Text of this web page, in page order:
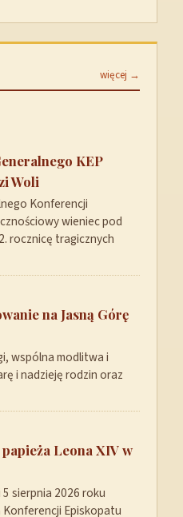
więcej →
KEP
Woli
Konferencji
wieniec pod
rocznicę tragicznych
na Jasną Górę
wspólna modlitwa i
i nadzieję rodzin oraz
Leona XIV w
sierpnia 2026 roku
Episkopatu